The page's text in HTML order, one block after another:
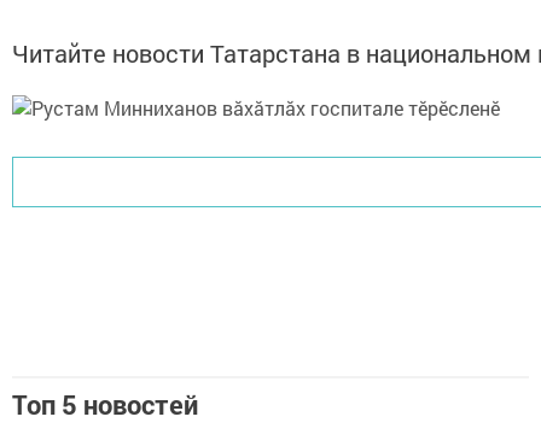
Читайте новости Татарстана в
Топ 5 новостей